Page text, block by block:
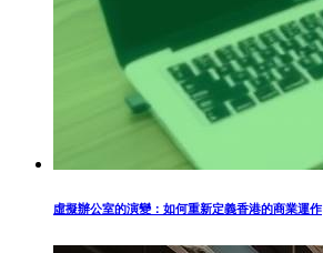
虛擬辦公室的演變：如何重新定義香港的商業運作